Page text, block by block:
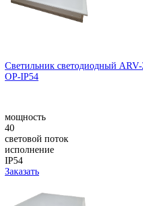
Светильник светодиодный
OP-IP54
мощность
40
световой поток
исполнение
IP54
Заказать